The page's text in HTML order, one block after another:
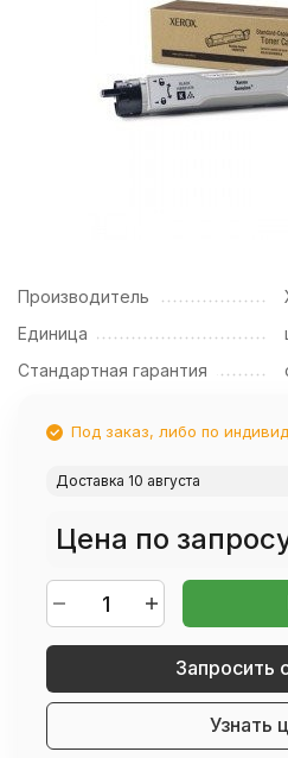
Производитель
Единица
Стандартная гарантия
Под заказ, либо по
Доставка 10 августа
Цена по
Запросить
Узнать